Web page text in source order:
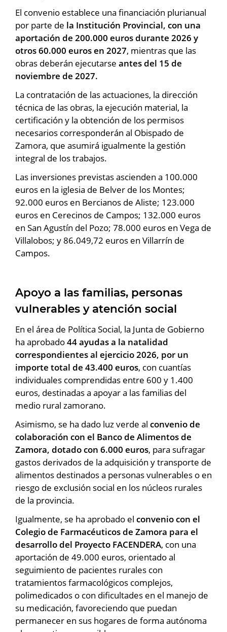
El convenio establece una financiación plurianual
por parte de la Institución Provincial, con una
aportación de 200.000 euros durante 2026 y
otros 60.000 euros en 2027, mientras que las
obras deberán ejecutarse antes del 15 de
noviembre de 2027.
La contratación de las actuaciones, la dirección
técnica de las obras, la ejecución material, la
certificación y la obtención de los permisos
necesarios corresponderán al Obispado de
Zamora, que asumirá igualmente la gestión
integral de los trabajos.
Las inversiones previstas ascienden a 100.000
euros en la iglesia de Belver de los Montes;
92.000 euros en Bercianos de Aliste; 123.000
euros en Cerecinos de Campos; 132.000 euros
en San Agustín del Pozo; 78.000 euros en Vega de
Villalobos; y 86.049,72 euros en Villarrín de
Campos.
Apoyo a las familias, personas
vulnerables y atención social
En el área de Política Social, la Junta de Gobierno
ha aprobado44 ayudas a la natalidad
correspondientes al ejercicio 2026, por un
importe total de 43.400 euros, con cuantías
individuales comprendidas entre 600 y 1.400
euros, destinadas a apoyar a las familias del
medio rural zamorano.
Asimismo, se ha dado luz verde al convenio de
colaboración con el Banco de Alimentos de
Zamora, dotado con 6.000 euros, para sufragar
gastos derivados de la adquisición y transporte de
alimentos destinados a personas vulnerables o en
riesgo de exclusión social en los núcleos rurales
de la provincia.
Igualmente, se ha aprobado el convenio con el
Colegio de Farmacéuticos de Zamora para el
desarrollo del Proyecto FACENDERA, con una
aportación de 49.000 euros, orientado al
seguimiento de pacientes rurales con
tratamientos farmacológicos complejos,
polimedicados o con dificultades en el manejo de
su medicación, favoreciendo que puedan
permanecer en sus hogares de forma autónoma